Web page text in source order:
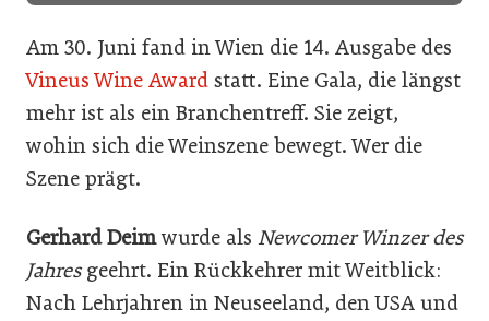
Am 30. Juni fand in Wien die 14. Ausgabe des
Vineus Wine Award statt. Eine Gala, die längst
mehr ist als ein Branchentreff. Sie zeigt,
wohin sich die Weinszene bewegt. Wer die
Szene prägt.
Gerhard Deimwurde als Newcomer Winzer des
Jahresgeehrt. Ein Rückkehrer mit Weitblick:
Nach Lehrjahren in Neuseeland, den USA und